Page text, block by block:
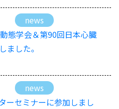
news
態学会＆第90回日本心臓
ました。
news
ーセミナーに参加しまし